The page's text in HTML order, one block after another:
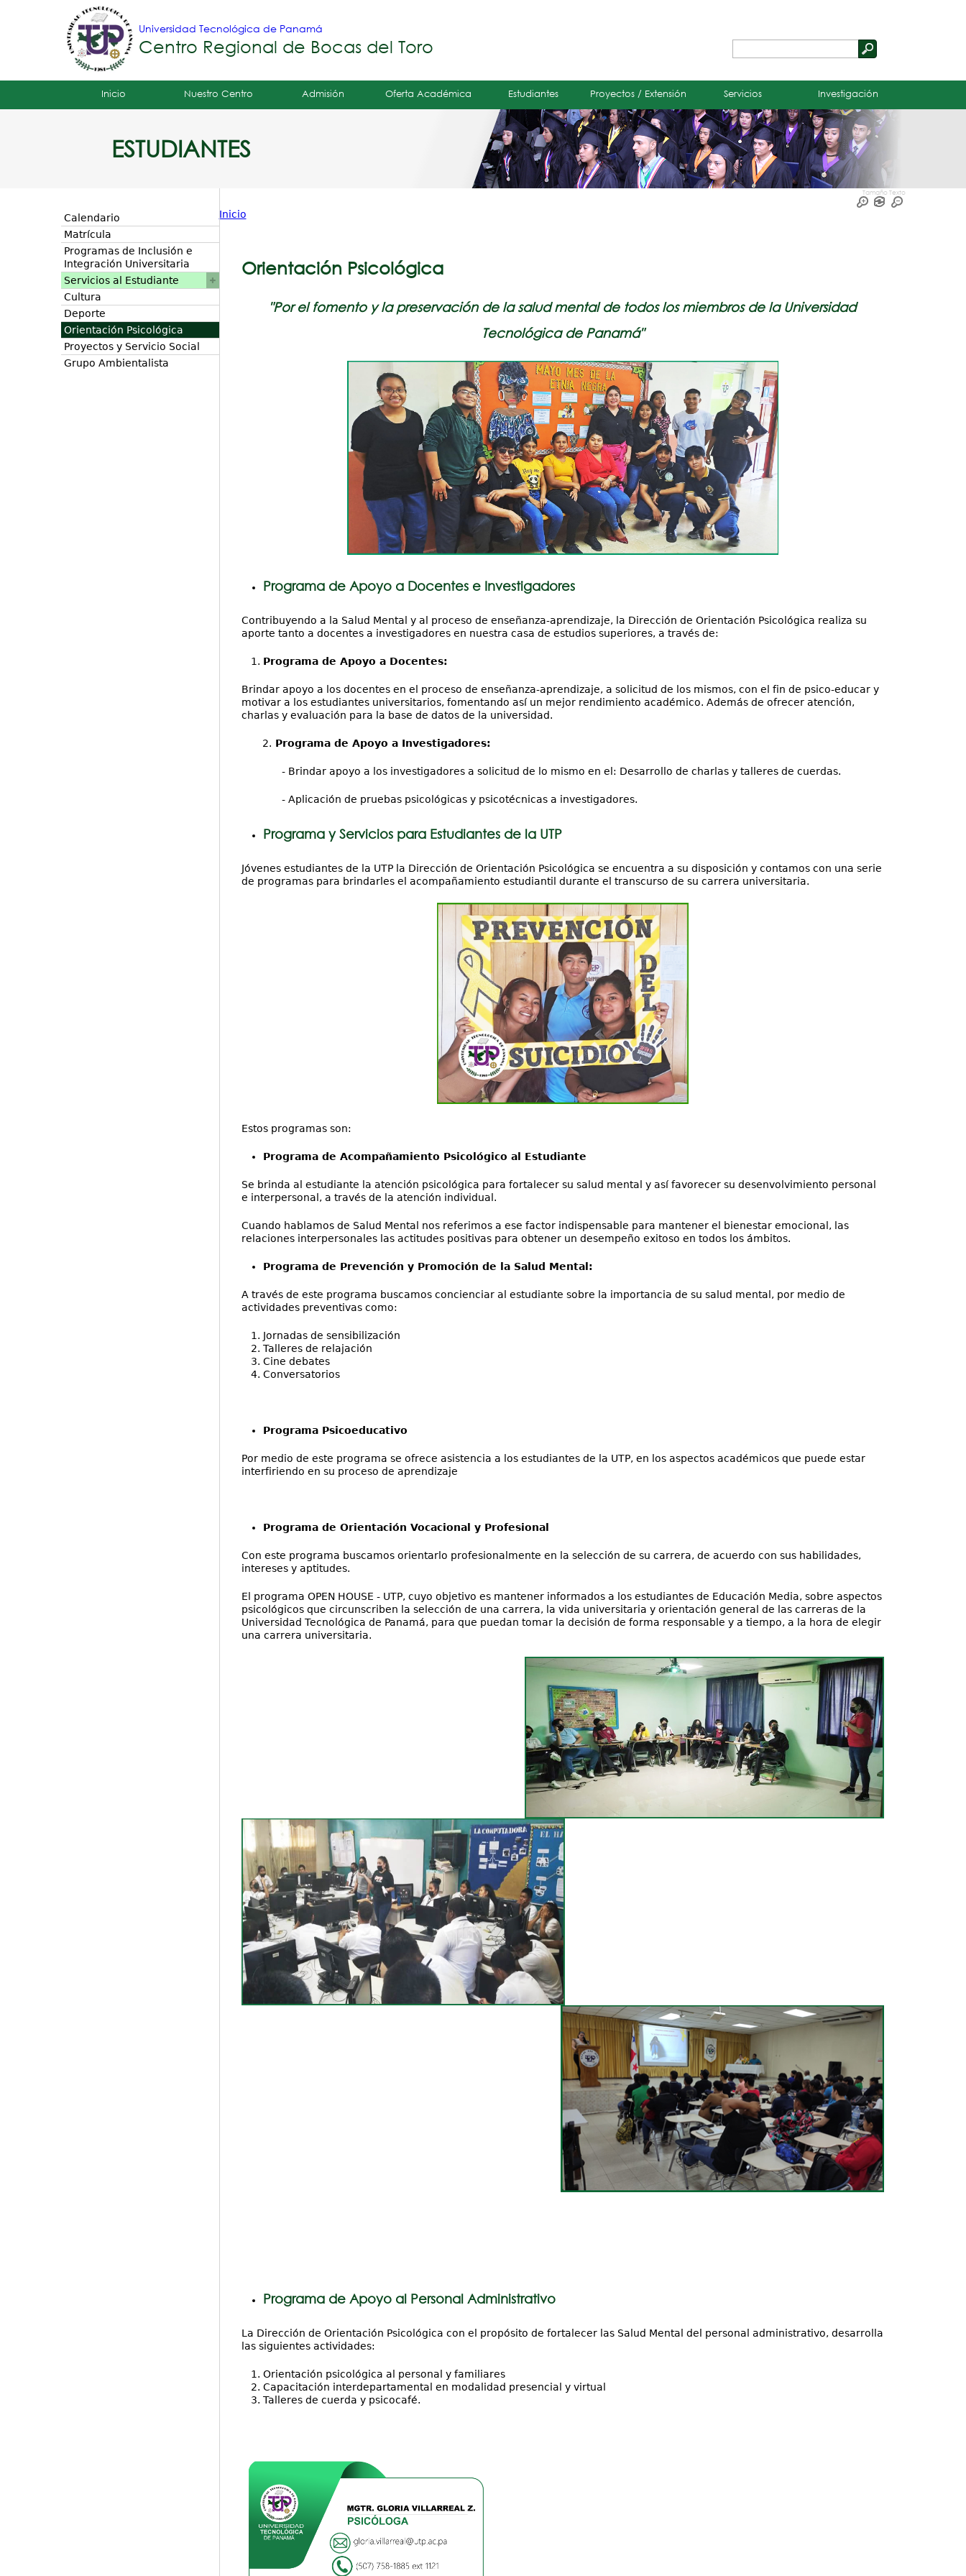
de
búsqueda
Universidad Tecnológica de Panamá
Centro Regional de Bocas del Toro
Tropical
Principal
Inicio Nuestro Centro Admisión Oferta Académica Estudiantes Proyectos / Extensión Servicios Investigación
ESTUDIANTES
Tamaño Texto
está
aquí
Inicio
Orientación Psicológica
"Por el fomento y la preservación de la salud mental de todos los miembros de la Universidad
Tecnológica de Panamá"
Programa de Apoyo a Docentes e Investigadores
Contribuyendo a la Salud Mental y al proceso de enseñanza-aprendizaje, la Dirección de Orientación Psicológica realiza su
aporte tanto a docentes a investigadores en nuestra casa de estudios superiores, a través de:
Programa de Apoyo a Docentes:
Brindar apoyo a los docentes en el proceso de enseñanza-aprendizaje, a solicitud de los mismos, con el fin de psico-educar y
motivar a los estudiantes universitarios, fomentando así un mejor rendimiento académico. Además de ofrecer atención,
charlas y evaluación para la base de datos de la universidad.
2. Programa de Apoyo a Investigadores:
- Brindar apoyo a los investigadores a solicitud de lo mismo en el: Desarrollo de charlas y talleres de cuerdas.
- Aplicación de pruebas psicológicas y psicotécnicas a investigadores.
Programa y Servicios para Estudiantes de la UTP
Jóvenes estudiantes de la UTP la Dirección de Orientación Psicológica se encuentra a su disposición y contamos con una serie
de programas para brindarles el acompañamiento estudiantil durante el transcurso de su carrera universitaria.
Estos programas son:
Programa de Acompañamiento Psicológico al Estudiante
Se brinda al estudiante la atención psicológica para fortalecer su salud mental y así favorecer su desenvolvimiento personal
e interpersonal, a través de la atención individual.
Cuando hablamos de Salud Mental nos referimos a ese factor indispensable para mantener el bienestar emocional, las
relaciones interpersonales las actitudes positivas para obtener un desempeño exitoso en todos los ámbitos.
Programa de Prevención y Promoción de la Salud Mental:
A través de este programa buscamos concienciar al estudiante sobre la importancia de su salud mental, por medio de
actividades preventivas como:
Jornadas de sensibilización
Talleres de relajación
Cine debates
Conversatorios
Programa Psicoeducativo
Por medio de este programa se ofrece asistencia a los estudiantes de la UTP, en los aspectos académicos que puede estar
interfiriendo en su proceso de aprendizaje
Programa de Orientación Vocacional y Profesional
Con este programa buscamos orientarlo profesionalmente en la selección de su carrera, de acuerdo con sus habilidades,
intereses y aptitudes.
El programa OPEN HOUSE - UTP, cuyo objetivo es mantener informados a los estudiantes de Educación Media, sobre aspectos
psicológicos que circunscriben la selección de una carrera, la vida universitaria y orientación general de las carreras de la
Universidad Tecnológica de Panamá, para que puedan tomar la decisión de forma responsable y a tiempo, a la hora de elegir
una carrera universitaria.
Programa de Apoyo al Personal Administrativo
La Dirección de Orientación Psicológica con el propósito de fortalecer las Salud Mental del personal administrativo, desarrolla
las siguientes actividades:
Orientación psicológica al personal y familiares
Capacitación interdepartamental en modalidad presencial y virtual
Talleres de cuerda y psicocafé.
Calendario
Matrícula
Programas de Inclusión e
Integración Universitaria
Servicios al Estudiante
Cultura
Deporte
Orientación Psicológica
Proyectos y Servicio Social
Grupo Ambientalista